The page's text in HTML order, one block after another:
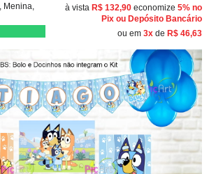
Menina à vista R$ 132,90 economize 5% no
Pix ou Depósito Bancário
ou em 3x de R$ 46,63